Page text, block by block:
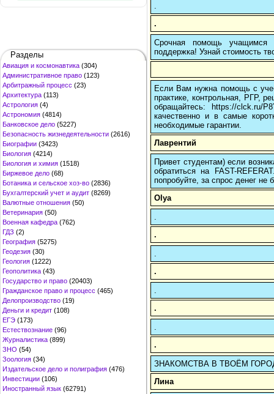
Разделы
Авиация и космонавтика (304)
Административное право (123)
Арбитражный процесс (23)
Архитектура (113)
Астрология (4)
Астрономия (4814)
Банковское дело (5227)
Безопасность жизнедеятельности (2616)
Биографии (3423)
Биология (4214)
Биология и химия (1518)
Биржевое дело (68)
Ботаника и сельское хоз-во (2836)
Бухгалтерский учет и аудит (8269)
Валютные отношения (50)
Ветеринария (50)
Военная кафедра (762)
ГДЗ (2)
География (5275)
Геодезия (30)
Геология (1222)
Геополитика (43)
Государство и право (20403)
Гражданское право и процесс (465)
Делопроизводство (19)
Деньги и кредит (108)
ЕГЭ (173)
Естествознание (96)
Журналистика (899)
ЗНО (54)
Зоология (34)
Издательское дело и полиграфия (476)
Инвестиции (106)
Иностранный язык (62791)
.
Срочная помощь учащимся в
поддержка! Узнай стоимость
Если Вам нужна помощь с
практике, контрольная, РГР,
обращайтесь: https://clck.ru/
качественно и в самые
необходимые гарантии.
Лаврентий
Привет студентам) если
обратиться на FAST-
попробуйте, за спрос денег не
Olya
.
.
.
.
ЗНАКОМСТВА В ТВОЁМ
Лина